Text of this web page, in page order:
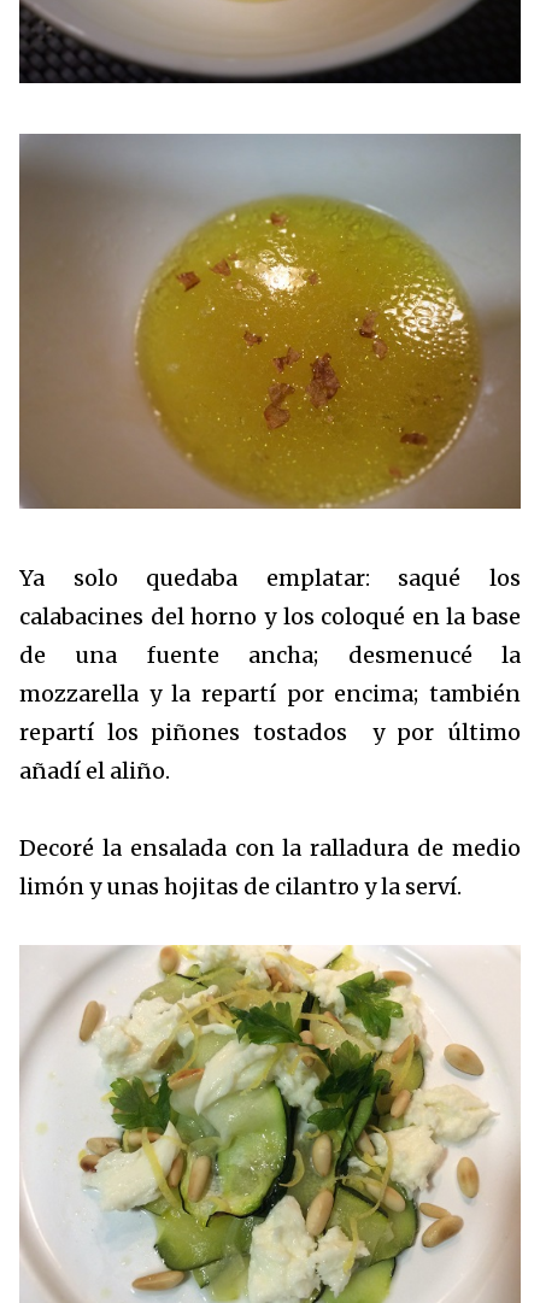
Ya solo quedaba emplatar: saqué los
calabacines del horno y los coloqué en la base
de una fuente ancha; desmenucé la
mozzarella y la repartí por encima; también
repartí los piñones tostados y por último
añadí el aliño.
Decoré la ensalada con la ralladura de medio
limón y unas hojitas de cilantro y la serví.